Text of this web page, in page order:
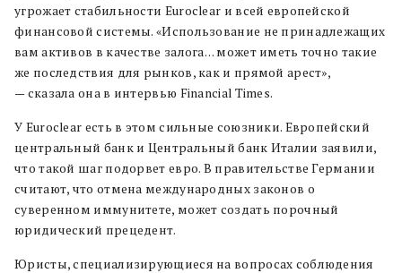
угрожает стабильности Euroclear и всей европейской
финансовой системы. «Использование не принадлежащих
вам активов в качестве залога… может иметь точно такие
же последствия для рынков, как и прямой арест»,
— сказала она в интервью Financial Times.
У Euroclear есть в этом сильные союзники. Европейский
центральный банк и Центральный банк Италии заявили,
что такой шаг подорвет евро. В правительстве Германии
считают, что отмена международных законов о
суверенном иммунитете, может создать порочный
юридический прецедент.
Юристы, специализирующиеся на вопросах соблюдения